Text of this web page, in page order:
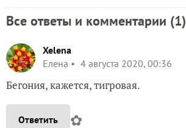
Все ответы и комментарии (1)
Xelena
Елена
4 августа 2020, 00:36
Бегония, кажется, тигровая.
Ответить ✿